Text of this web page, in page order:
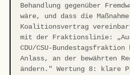
Behandlung gegenüber
wäre, und dass die
Koalitionsvertrag
mit der Fraktionslinie:
CDU/CSU-
Anlass, an der bewährten
ändern." Wertung 8: klare